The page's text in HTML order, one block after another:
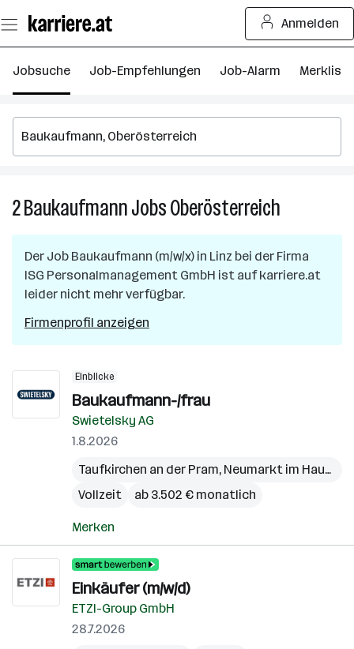
Seiteninhalt
springen
Anmelden
Jobsuche Job-Empfehlungen Job-Alarm Merkliste
2BaukaufmannJobsOberösterreich
in
Der Job Baukaufmann (m/w/x) in Linz bei der Firma
ISG Personalmanagement GmbH ist auf karriere.at
leider nicht mehr verfügbar.
Firmenprofil anzeigen
Einblicke
Baukaufmann-/frau
Swietelsky AG
1.8.2026
Taufkirchen an der Pram, Neumarkt im Hausruckkreis
Vollzeit
ab 3.502 € monatlich
Merken
Einkäufer (m/w/d)
ETZI-Group GmbH
28.7.2026